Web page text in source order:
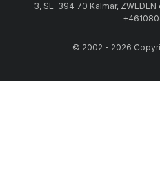
3, SE-394 70 Kalmar,
© 2002 - 2026